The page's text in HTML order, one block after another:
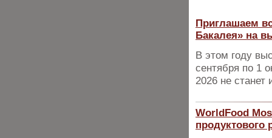
Приглашаем
Бакалея» на
В этом году
сентября по 1
2026 не
WorldFood
продуктового